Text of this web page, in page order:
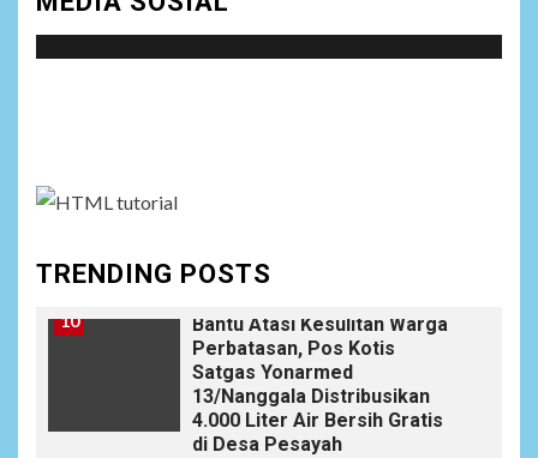
TRENDING POSTS
Napua Laksanakan Kegiatan
Tenaga Pendidik di Sekolah
SD Negeri Gunung Susu
10
Bantu Atasi Kesulitan Warga
Perbatasan, Pos Kotis
Satgas Yonarmed
13/Nanggala Distribusikan
4.000 Liter Air Bersih Gratis
di Desa Pesayah